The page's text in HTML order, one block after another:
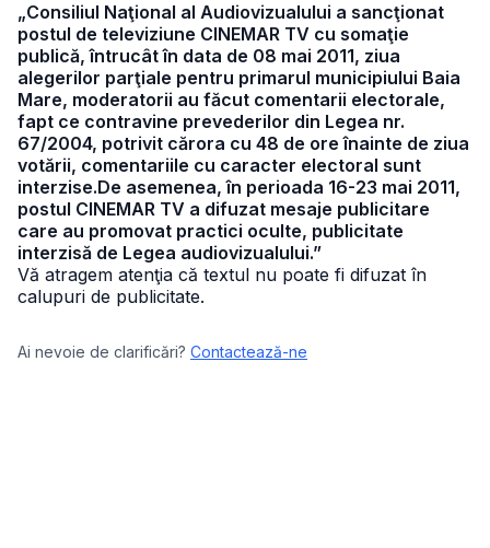
„Consiliul Naţional al Audiovizualului a sancţionat
postul de televiziune CINEMAR TV cu somaţie
publică, întrucât în data de 08 mai 2011, ziua
alegerilor parţiale pentru primarul municipiului Baia
Mare, moderatorii au făcut comentarii electorale,
fapt ce contravine prevederilor din Legea nr.
67/2004, potrivit cărora cu 48 de ore înainte de ziua
votării, comentariile cu caracter electoral sunt
interzise.De asemenea, în perioada 16-23 mai 2011,
postul CINEMAR TV a difuzat mesaje publicitare
care au promovat practici oculte, publicitate
interzisă de Legea audiovizualului.”
Vă atragem atenţia că textul nu poate fi difuzat în
calupuri de publicitate.
Ai nevoie de clarificări? Contactează-ne